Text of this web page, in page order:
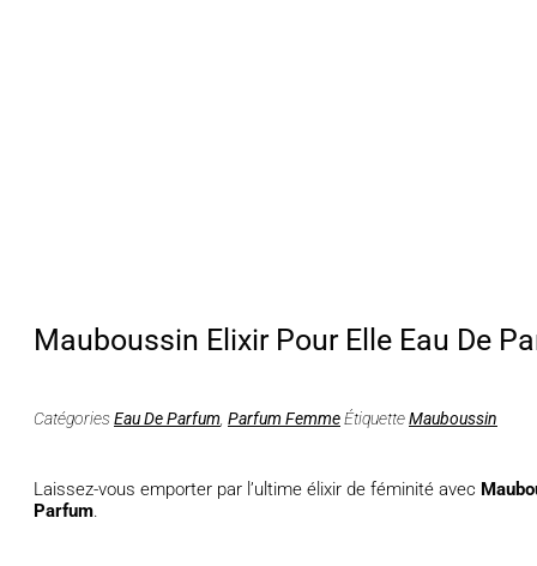
Mauboussin Elixir Pour Elle Eau De
CatégoriesEau De Parfum Parfum FemmeÉtiquetteMauboussin
Laissez-vous emporter par l’ultime élixir de féminité avec
Parfum.